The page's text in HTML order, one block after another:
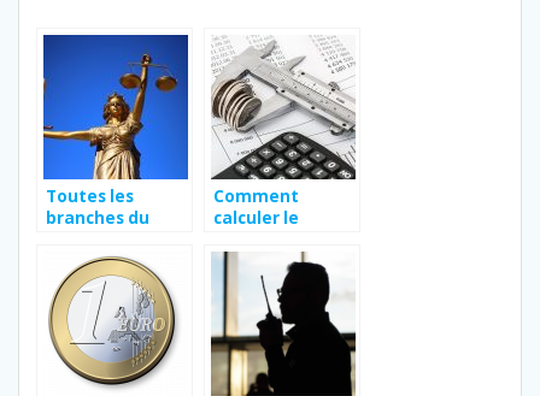
Toutes les
branches du
l’occurrence le
droit public et le
droit privé
Comment
calculer le
imposable ?